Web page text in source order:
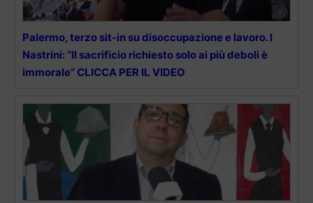
Palermo, terzo sit-in su disoccupazione e lavoro. I
Nastrini: “Il sacrificio richiesto solo ai più deboli è
immorale” CLICCA PER IL VIDEO